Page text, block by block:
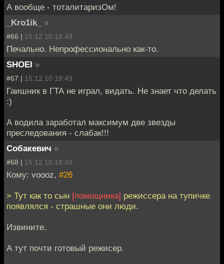
А вообще - тоталитаризОм!
_Kro1ik_
»
#66 | 15.12.10 18:49
Печально. Непрофессионально как-то.
SHOEI »
#67 | 15.12.10 18:49
Гаишник в ГТА не играл, видать. Не знает что делать
:)
А водила заработал максимум две звезды
преследования - слабак!!!
Собакевич »
#68 | 15.12.10 18:49
Кому: voooz, #26
> Тут как то сын [помощника] режиссера на тупичке
появлялся - страшные они люди.
Извините.
А тут почти готовый режисер.